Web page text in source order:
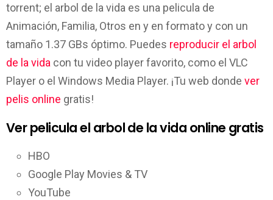
torrent; el arbol de la vida es una pelicula de
Animación, Familia, Otros en y en formato y con un
tamaño 1.37 GBs óptimo. Puedes reproducir el arbol
de la vida con tu video player favorito, como el VLC
Player o el Windows Media Player. ¡Tu web donde ver
pelis online gratis!
Ver pelicula el arbol de la vida online gratis
HBO
Google Play Movies & TV
YouTube